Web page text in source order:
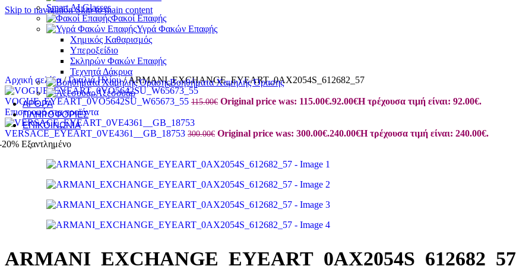
Skip to navigationSkip to main content
Smart AI Glasses
Φακοί Επαφής
Υγρά Φακών Επαφής
Χημικός Καθαρισμός
Υπεροξείδιο
Σκληρών Φακών Επαφής
Τεχνητά Δάκρυα
Βοηθήματα Χαμηλής Όρασης
Αξεσουάρ
ΆΡΘΡΑ
ΠΛΗΡΟΦΟΡΊΕΣ
ΕΠΙΚΟΙΝΩΝΊΑ
Αρχική σελίδα/ Γυαλιά Ηλίου/ ARMANI_EXCHANGE_EYEART_0AX2054S_612682_57
VOGUE_EYEART_0VO5642SU_W65673_55 115.00€ Original price was: 115.00€.92.00€Η τρέχουσα τιμή είναι: 92.00€.
Επιστροφή στα προϊόντα
VERSACE_EYEART_0VE4361__GB_18753 300.00€ Original price was: 300.00€.240.00€Η τρέχουσα τιμή είναι: 240.00€.
20% Εξαντλημένο
ARMANI_EXCHANGE_EYEART_0AX2054S_612682_57